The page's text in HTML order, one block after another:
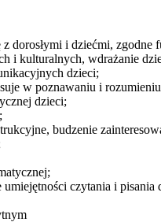
dorosłymi i dziećmi,
i kulturalnych, wdrażanie
dzieci;
w poznawaniu i
dzieci;
budzenie
czytania i pisania